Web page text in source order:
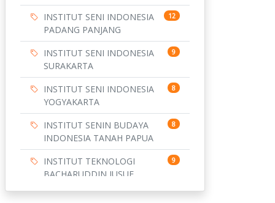
INSTITUT SENI INDONESIA
PADANG PANJANG
12
INSTITUT SENI INDONESIA
SURAKARTA
9
INSTITUT SENI INDONESIA
YOGYAKARTA
8
INSTITUT SENIN BUDAYA
INDONESIA TANAH PAPUA
8
INSTITUT TEKNOLOGI
BACHARUDDIN JUSUF
9